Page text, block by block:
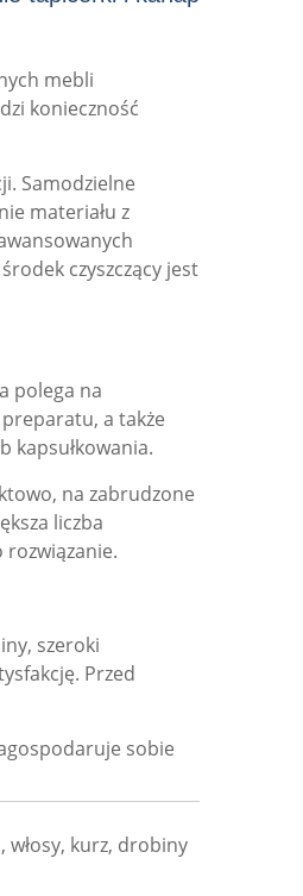
mebli
konieczność
Samodzielne
materiału z
czyszczący jest
polega na
a także
kapsułkowania.
na zabrudzone
liczba
szeroki
Przed
sobie
kurz, drobiny